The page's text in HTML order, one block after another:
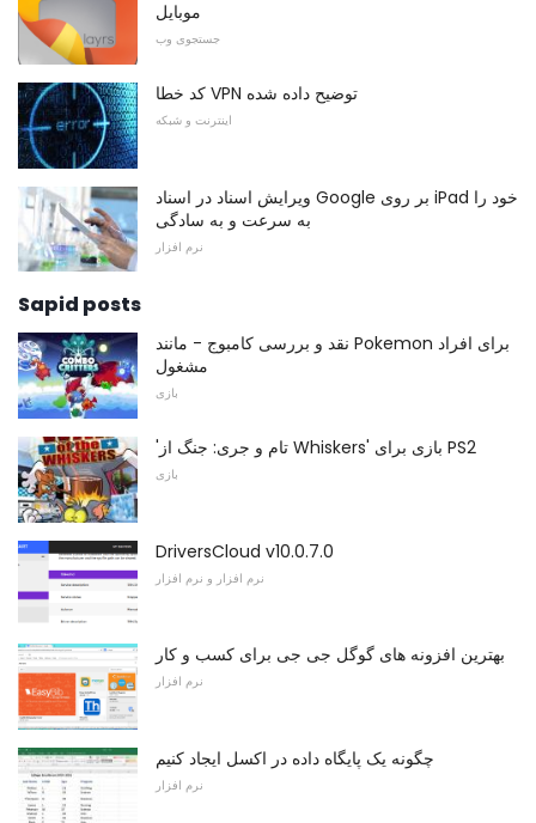
موبایل
جستجوی وب
کد خطا VPN توضیح داده شده
اینترنت و شبکه
ویرایش اسناد در اسناد Google بر روی iPad خود را
به سرعت و به سادگی
نرم افزار
Sapid posts
نقد و بررسی کامبوج - مانند Pokemon برای افراد
مشغول
بازی
'تام و جری: جنگ از Whiskers' بازی برای PS2
بازی
DriversCloud v10.0.7.0
نرم افزار و نرم افزار
بهترین افزونه های گوگل جی جی برای کسب و کار
نرم افزار
چگونه یک پایگاه داده در اکسل ایجاد کنیم
نرم افزار